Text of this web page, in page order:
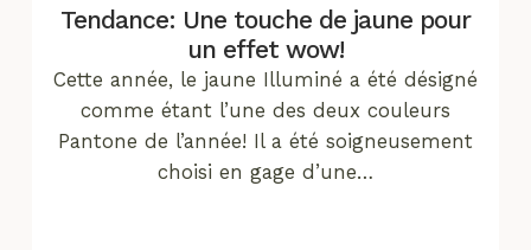
Tendance: Une touche de jaune pour
un effet wow!
Cette année, le jaune Illuminé a été désigné
comme étant l’une des deux couleurs
Pantone de l’année! Il a été soigneusement
choisi en gage d’une…